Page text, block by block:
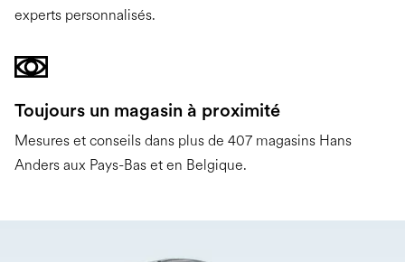
experts personnalisés.
Toujours un magasin à proximité
Mesures et conseils dans plus de 407 magasins Hans
Anders aux Pays-Bas et en Belgique.